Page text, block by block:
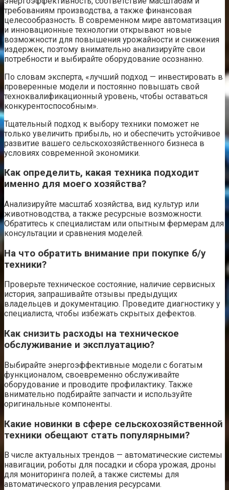
требованиям производства, а также финансовая
целесообразность. В современном мире автоматизация
и инновационные технологии открывают новые
возможности для повышения урожайности и снижения
издержек, поэтому внимательно анализируйте свои
потребности и выбирайте оборудование осознанно.
По словам эксперта, «лучший подход — инвестировать в
проверенные модели и постоянно повышать свой
техноквалификационный уровень, чтобы оставаться
конкурентоспособным».
Тщательный подход к выбору техники поможет не
только увеличить прибыль, но и обеспечить устойчивое
развитие вашего сельскохозяйственного бизнеса в
условиях современной экономики.
Как определить, какая техника подходит
именно для моего хозяйства?
Анализируйте масштаб хозяйства, вид культур или
животноводства, а также ресурсные возможности.
Обратитесь к специалистам или опытным фермерам для
консультации и сравнения моделей.
На что обратить внимание при покупке б/у
техники?
Проверьте техническое состояние, наличие сервисных
история, запрашивайте отзывы предыдущих
владельцев и документацию. Проведите диагностику у
специалиста, чтобы избежать скрытых дефектов.
Как снизить расходы на техническое
обслуживание и эксплуатацию?
Выбирайте энергоэффективные модели с богатым
функционалом, своевременно обслуживайте
оборудование и проводите профилактику. Также
внимательно подбирайте запчасти и используйте
оригинальные компоненты.
Какие новинки в сфере сельскохозяйственной
техники обещают стать популярными?
В числе актуальных трендов — автоматические системы
навигации, роботы для посадки и сбора урожая, дроны
для мониторинга полей, а также системы для
автоматического управления ресурсами.